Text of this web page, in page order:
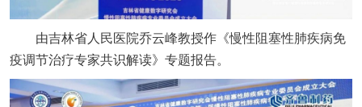
由吉林省人民医院乔云峰教授作《慢性阻塞性肺疾病免
疫调节治疗专家共识解读》专题报告。